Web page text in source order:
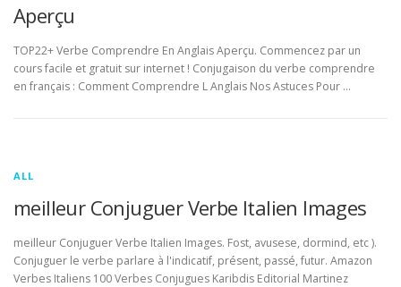
Aperçu
TOP22+ Verbe Comprendre En Anglais Aperçu. Commencez par un
cours facile et gratuit sur internet ! Conjugaison du verbe comprendre
en français : Comment Comprendre L Anglais Nos Astuces Pour …
ALL
meilleur Conjuguer Verbe Italien Images
meilleur Conjuguer Verbe Italien Images. Fost, avusese, dormind, etc ).
Conjuguer le verbe parlare à l'indicatif, présent, passé, futur. Amazon
Verbes Italiens 100 Verbes Conjugues Karibdis Editorial Martinez